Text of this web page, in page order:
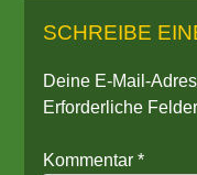
SCHREIBE
Deine E-Mail-
Erforderliche
Kommentar*